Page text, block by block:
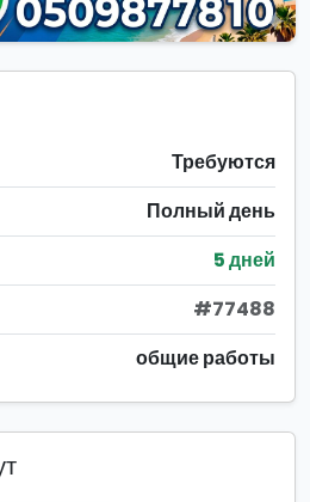
Требуются
Полный день
5 дней
#77488
общие работы